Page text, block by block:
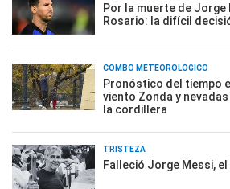
Por la muerte de Jorge
Rosario: la difícil
COMBO METEOROLÓGICO
Pronóstico del tiempo
viento Zonda y
la cordillera
TRISTEZA
Falleció Jorge Messi, el